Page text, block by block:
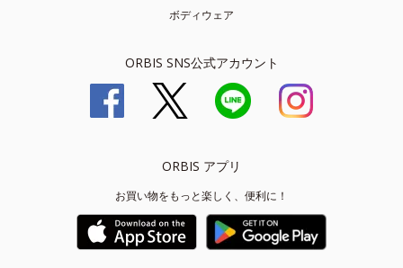
ボディウェア
ORBIS SNS公式アカウント
ORBIS アプリ
お買い物をもっと楽しく、便利に！